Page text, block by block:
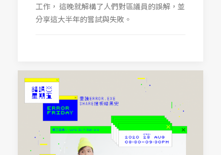
工作， 這晚就解構了人們對區議員的誤解，並
分享這大半年的嘗試與失敗。